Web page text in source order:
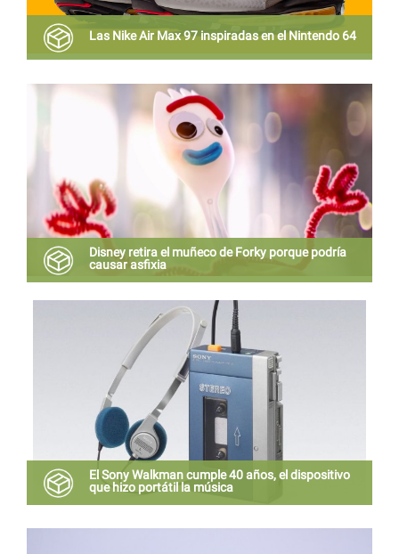
Las Nike Air Max 97 inspiradas en el Nintendo 64
la consola de finales de los 90, aunque no se trata de
un producto oficial de Nintendo.
Disney retira el muñeco de Forky porque podría
causar asfixia
Productos de Estados Unidos durante este lunes.
El Sony Walkman cumple 40 años, el dispositivo
que hizo portátil la música
Apple Music existió el Walkman de Sony, que hoy